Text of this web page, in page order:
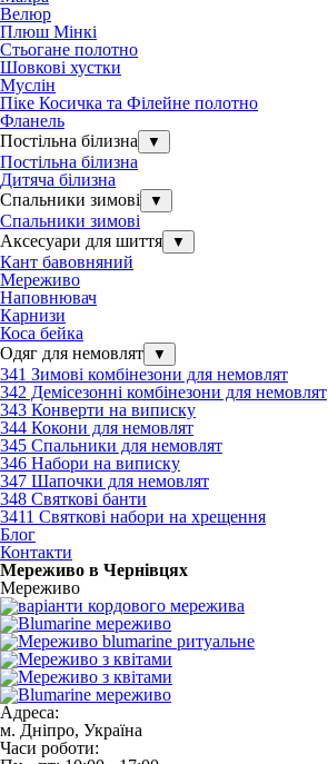
Велюр
Плюш Мінкі
Стьогане полотно
Шовкові хустки
Муслін
Піке Косичка та Філейне полотно
Фланель
Постільна білизна
▼
Постільна білизна
Дитяча білизна
Спальники зимові
▼
Спальники зимові
Аксесуари для шиття
▼
Кант бавовняний
Мереживо
Наповнювач
Карнизи
Коса бейка
Одяг для немовлят
▼
341 Зимові комбінезони для немовлят
342 Демісезонні комбінезони для немовлят
343 Конверти на виписку
344 Кокони для немовлят
345 Спальники для немовлят
346 Набори на виписку
347 Шапочки для немовлят
348 Святкові банти
3411 Святкові набори на хрещення
Блог
Контакти
Мереживо в Чернівцях
Мереживо
Адреса:
м. Дніпро, Україна
Часи роботи: